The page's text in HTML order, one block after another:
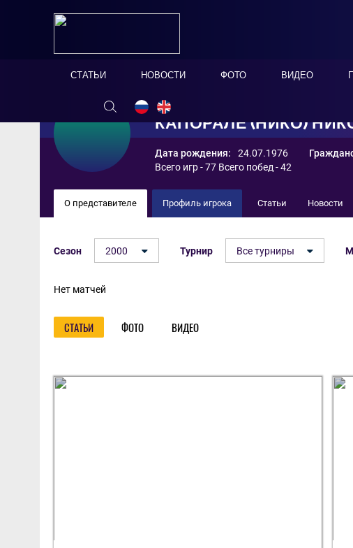
СТАТЬИ НОВОСТИ ФОТО ВИДЕО
КАПОРАЛЕ (НИКО)
Дата рождения: 24.07.1976
Всего игр - 77 Всего побед - 42
О представителе Профиль игрока Статьи Новости
Сезон 2000 Турнир Все турниры
Нет матчей
СТАТЬИ ФОТО ВИДЕО